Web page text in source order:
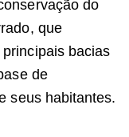
do
que
bacias
de
seus habitantes.